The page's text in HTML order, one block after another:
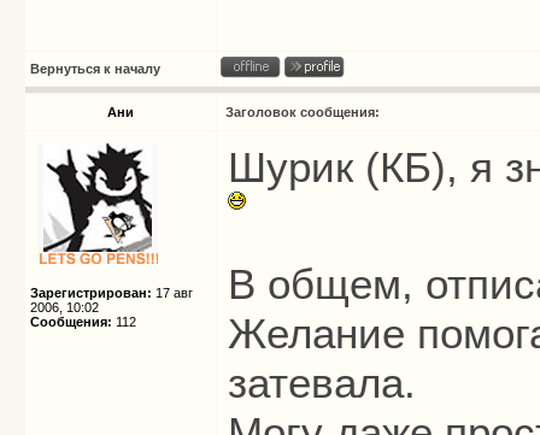
Вернуться к началу
Ани Заголовок сообщения:
Зарегистрирован: 17 авг
2006, 10:02
Сообщения: 112
Шурик (КБ), я
В общем,
Желание
затевала.